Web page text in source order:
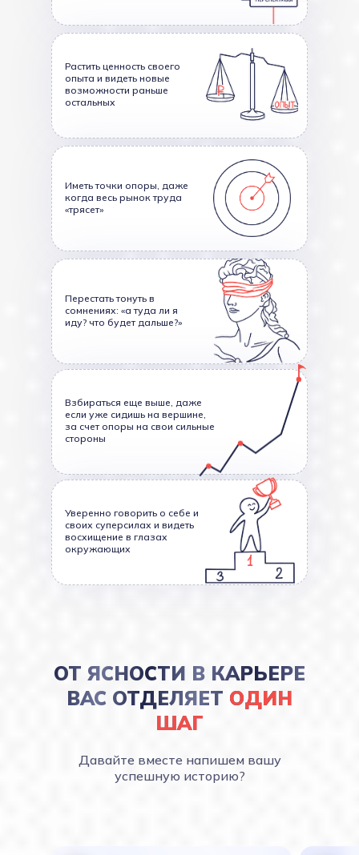
Иметь точки опоры, даже
когда весь рынок труда
«трясет»
Взбираться еще выше, даже
если уже сидишь на вершине,
за счет опоры на свои сильные
стороны
Растить ценность своего
опыта и видеть новые
возможности раньше
остальных
Перестать тонуть в
сомнениях: «а туда ли я
иду? что будет дальше?»
Уверенно говорить о себе и
своих суперсилах и видеть
восхищение в глазах
окружающих
ОТ ЯСНОСТИ В КАРЬЕРЕ
ВАС ОТДЕЛЯЕТ ОДИН
ШАГ
Давайте вместе напишем вашу
успешную историю?